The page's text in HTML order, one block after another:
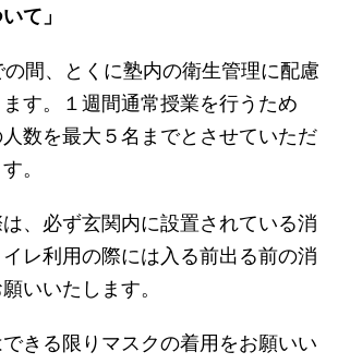
て」
間、とくに塾内の衛生管理に配慮
す。１週間通常授業を行うため
数を最大５名までとさせていただ
。
、必ず玄関内に設置されている消
レ利用の際には入る前出る前の消
いいたします。
きる限りマスクの着用をお願いい